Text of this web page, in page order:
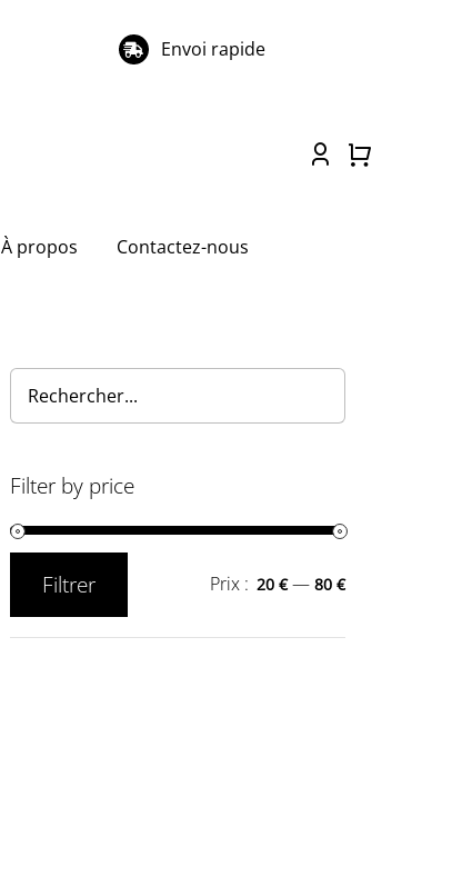
Envoi rapide
À propos Contactez-nous
Filter by price
Filtrer Prix : 20 €— 80 €